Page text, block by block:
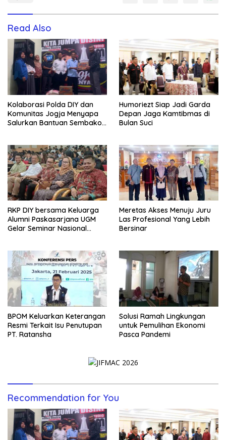
Read Also
Kolaborasi Polda DIY dan
Komunitas Jogja Menyapa
Salurkan Bantuan Sembako,
Humoriezt Siap Jadi Garda
Depan Jaga Kamtibmas di
Bulan Suci
RKP DIY bersama Keluarga
Alumni Paskasarjana UGM
Gelar Seminar Nasional
Meretas Akses Menuju Juru
Las Profesional Yang Lebih
Bersinar
BPOM Keluarkan Keterangan
Resmi Terkait Isu Penutupan
PT. Ratansha
Solusi Ramah Lingkungan
untuk Pemulihan Ekonomi
Pasca Pandemi
Recommendation for You